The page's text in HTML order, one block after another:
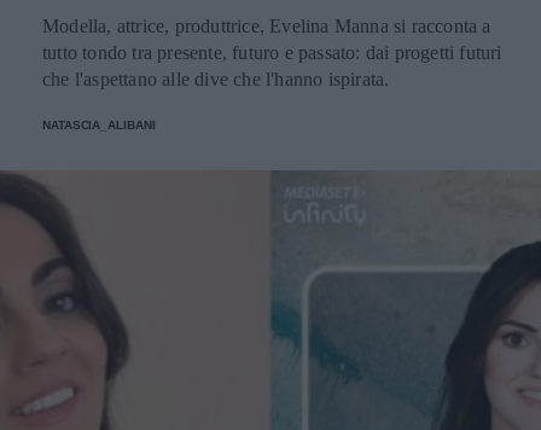
Modella, attrice, produttrice, Evelina Manna si racconta a
tutto tondo tra presente, futuro e passato: dai progetti futuri
che l'aspettano alle dive che l'hanno ispirata.
NATASCIA_ALIBANI